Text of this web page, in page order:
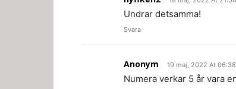
Undrar detsamma!
Svara
Anonym 19 maj, 2022 At 06:38
Numera verkar 5 år vara